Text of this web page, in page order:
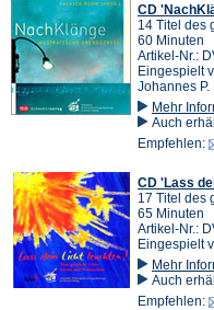
CD
14 Titel des
60 Minuten
Artikel-Nr.:
Eingespielt
Johannes P.
Mehr
Auch
Empfehlen:
CD 'Lass
17 Titel des
65 Minuten
Artikel-Nr.:
Eingespielt
Mehr
Auch
Empfehlen: